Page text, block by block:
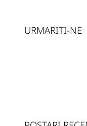
URMARITI-NE